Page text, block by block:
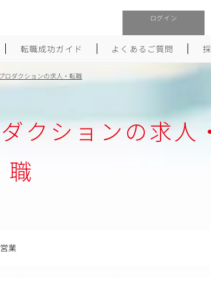
ログイン
転職成功ガイド
大手広告会社への転職
よくあるご質問
ロダクションの求人・転職
クションの求人
職
業